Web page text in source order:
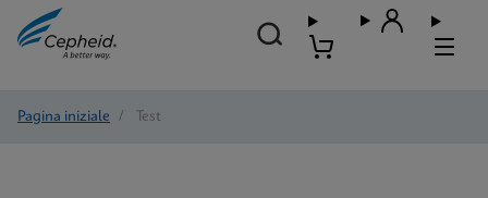
Pagina iniziale / Test